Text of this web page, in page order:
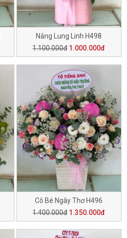
Nắng Lung Linh H498
1.100.000đ 1.000.000đ
Cô Bé Ngây Thơ H496
1.400.000đ 1.350.000đ